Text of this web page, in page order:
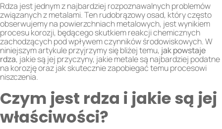
Rdza jest jednym z najbardziej rozpoznawalnych problemów
związanych z metalami. Ten rudobrązowy osad, który często
obserwujemy na powierzchniach metalowych, jest wynikiem
procesu korozji, będącego skutkiem reakcji chemicznych
zachodzących pod wpływem czynników środowiskowych. W
niniejszym artykule przyjrzymy się bliżej temu, jak powstaje
rdza, jakie są jej przyczyny, jakie metale są najbardziej podatne
na korozję oraz jak skutecznie zapobiegać temu procesowi
niszczenia.
Czym jest rdza i jakie są jej
właściwości?